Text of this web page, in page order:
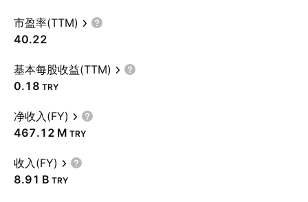
市盈率(TTM)
40.22
基本每股收益(TTM)
0.18 TRY
净收入(FY)
‪467.12 M‬ TRY
收入(FY)
‪8.91 B‬ TRY